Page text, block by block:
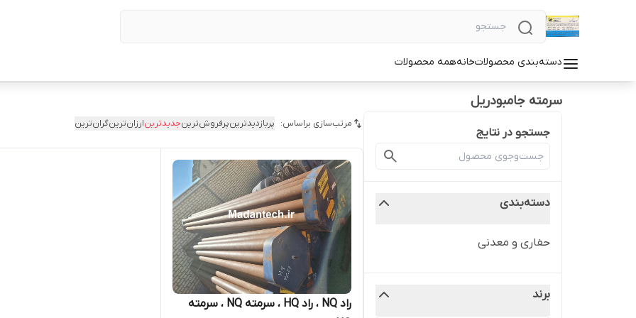
دسته‌بندی محصولاتخانههمه محصولات
سرمته جامبودریل
جستجو در نتایج
دسته‌بندی
حفاری و معدنی
برند
مرتب‌سازی براساس: پربازدیدترینپرفروش‌ترینجدیدترینارزان‌ترینگران‌ترین
راد NQ ، راد HQ ، سرمته NQ ، سرمته